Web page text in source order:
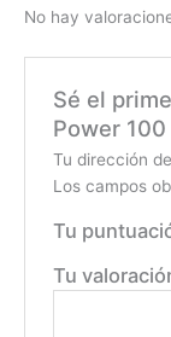
No hay
Sé el
Power 100
Tu dirección
Los campos
Tu
Tu